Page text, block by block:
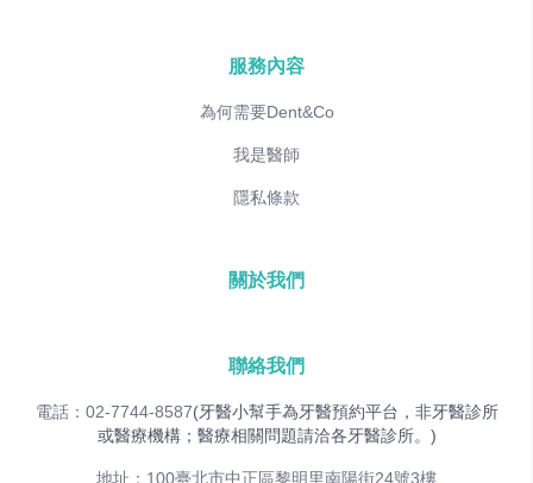
服務內容
為何需要Dent&Co
我是醫師
隱私條款
關於我們
聯絡我們
電話：02-7744-8587(牙醫小幫手為牙醫預約平台，非牙醫診所
或醫療機構；醫療相關問題請洽各牙醫診所。)
地址：100臺北市中正區黎明里南陽街24號3樓